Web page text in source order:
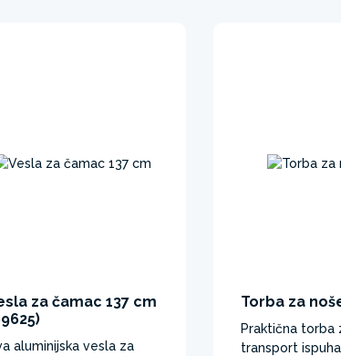
za čamac 137 cm
aluminijska vesla za
Torba za
Praktična torba
transport